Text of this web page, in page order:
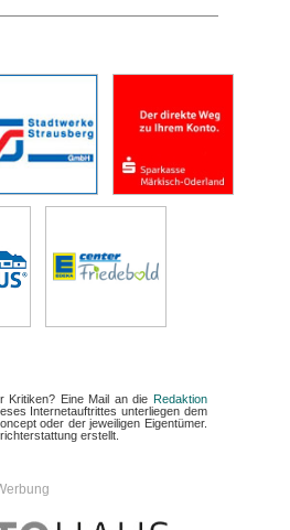
Kritiken? Eine Mail an die Redaktion
Internetauftrittes unterliegen dem
oder der jeweiligen Eigentümer.
erstellt.